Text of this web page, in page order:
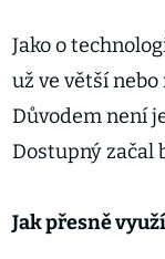
Jako o
už ve větší
Důvodem není
Dostupný začal
Jak přesně